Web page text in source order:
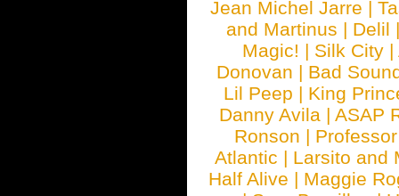
Jean Michel Jarre |
and Martinus | Delil
Magic! | Silk City |
Donovan | Bad
Lil Peep | King
Danny Avila | ASAP
Ronson |
Atlantic | Larsito and
Half Alive | Maggie